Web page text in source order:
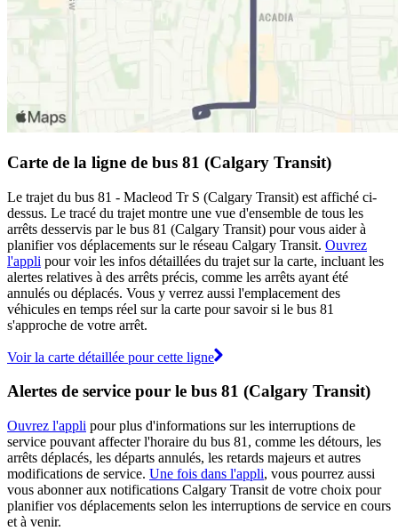
Carte de la ligne de bus 81 (Calgary Transit)
Le trajet du bus 81 - Macleod Tr S (Calgary Transit) est affiché ci-
dessus. Le tracé du trajet montre une vue d'ensemble de tous les
arrêts desservis par le bus 81 (Calgary Transit) pour vous aider à
planifier vos déplacements sur le réseau Calgary Transit. Ouvrez
l'appli pour voir les infos détaillées du trajet sur la carte, incluant les
alertes relatives à des arrêts précis, comme les arrêts ayant été
annulés ou déplacés. Vous y verrez aussi l'emplacement des
véhicules en temps réel sur la carte pour savoir si le bus 81
s'approche de votre arrêt.
Voir la carte détaillée pour cette ligne
Alertes de service pour le bus 81 (Calgary Transit)
Ouvrez l'appli pour plus d'informations sur les interruptions de
service pouvant affecter l'horaire du bus 81, comme les détours, les
arrêts déplacés, les départs annulés, les retards majeurs et autres
modifications de service. Une fois dans l'appli, vous pourrez aussi
vous abonner aux notifications Calgary Transit de votre choix pour
planifier vos déplacements selon les interruptions de service en cours
et à venir.